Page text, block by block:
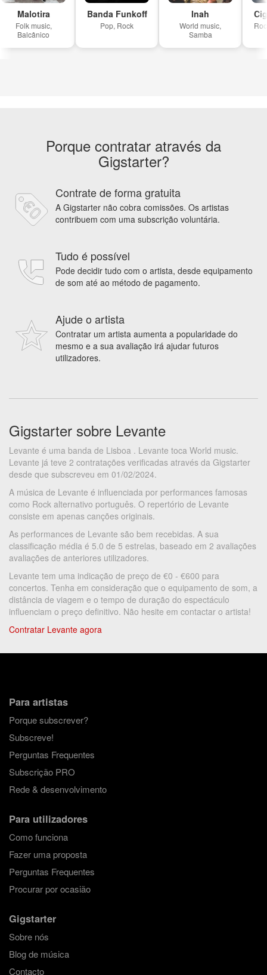
Malotira
Folk music,
Balcânico
Banda Funkoff
Pop, Rock
Inah
World music,
Samba
Porque contratar através da
Gigstarter?
Contrate de forma gratuita
A Gigstarter não cobra comissões. Os artistas
contribuem com uma subscrição voluntária.
Tudo é possível
Pode decidir tudo com o artista, desde equipamento
de som até ao método de pagamento.
Ajude o artista
Contratar um artista aumenta a popularidade do
mesmo e a sua avaliação irá ajudar futuros
utilizadores.
Gigstarter sobre Levante
Levante é uma banda de Lisboa . Levante toca World music.
Levante já teve 2 contratações verificadas através da Gigstarter
desde que subscreveu em 01/02/2024.
A música de Levante é influenciada por performances famosas
como Rock alternativo português. O repertório de Levante
consiste em apenas canções originais.
As performances de Levante são bem recebidas. A sua
classificação média é 5.0 de 5 estrelas, baseado em 2 avaliações
avaliações de anteriores utilizadores.
Levante tem uma indicação de preço de €0 - €600 para
concertos. Tenha em consideração que o equipamento de som, a
distância de viagem e o tempo de duração do espectáculo
influenciam o preço definitivo. Não hesite em contactar o artista!
Contratar Levante agora
Para artistas
Porque subscrever?
Subscreve!
Perguntas Frequentes
Subscrição PRO
Rede & desenvolvimento
Para utilizadores
Como funciona
Fazer uma proposta
Perguntas Frequentes
Procurar por ocasião
Gigstarter
Sobre nós
Blog de música
Contacto